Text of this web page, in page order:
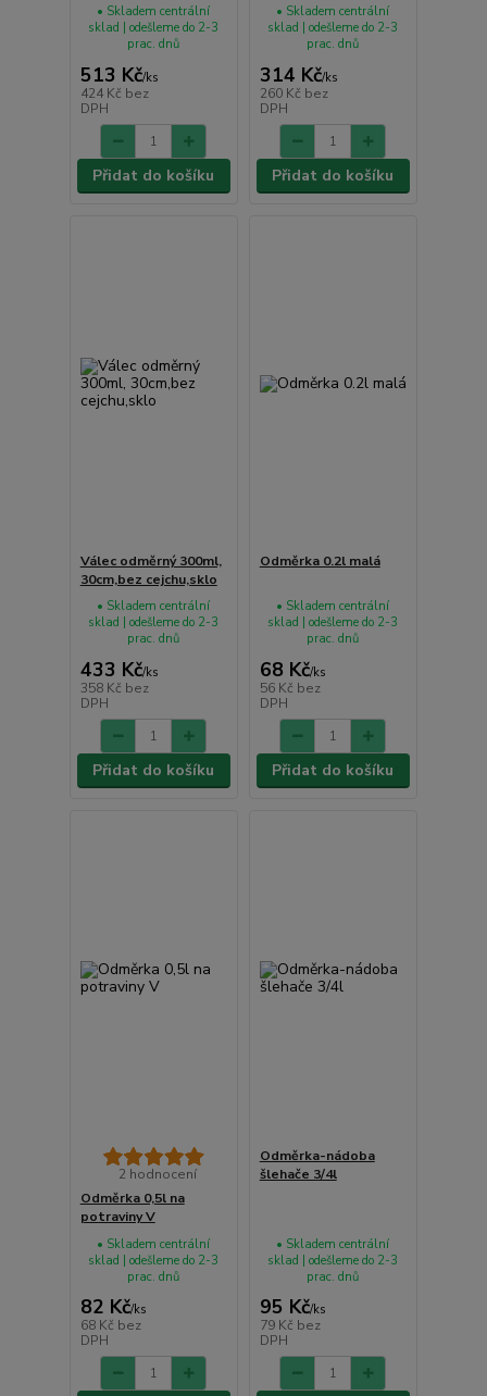
513 Kč/ks
424 Kč bez
DPH
• Skladem centrální
sklad | odešleme do 2-3
prac. dnů
Přidat do košíku
314 Kč/ks
260 Kč bez
DPH
• Skladem centrální
sklad | odešleme do 2-3
prac. dnů
Přidat do košíku
Válec odměrný 300ml,
30cm,bez cejchu,sklo
433 Kč/ks
358 Kč bez
DPH
• Skladem centrální
sklad | odešleme do 2-3
prac. dnů
Přidat do košíku
Odměrka 0.2l malá
68 Kč/ks
56 Kč bez
DPH
• Skladem centrální
sklad | odešleme do 2-3
prac. dnů
Přidat do košíku
2 hodnocení
Odměrka 0,5l na
potraviny V
82 Kč/ks
68 Kč bez
DPH
• Skladem centrální
sklad | odešleme do 2-3
prac. dnů
Odměrka-nádoba
šlehače 3/4l
95 Kč/ks
79 Kč bez
DPH
• Skladem centrální
sklad | odešleme do 2-3
prac. dnů